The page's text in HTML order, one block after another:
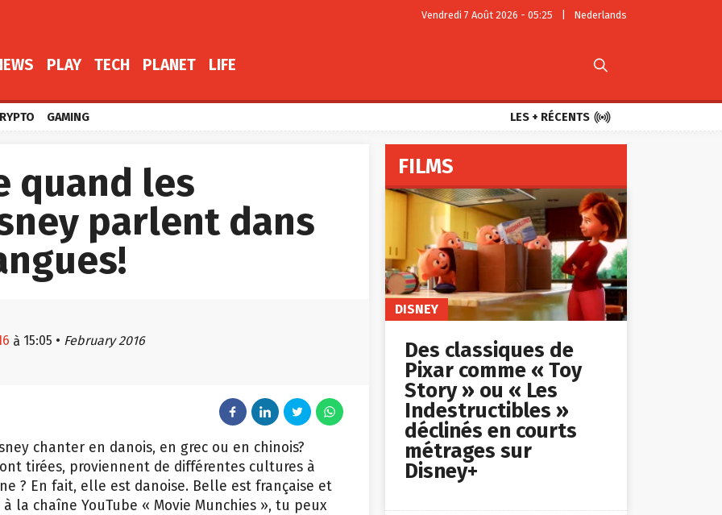
Vendredi 7 Août 2026 - 05:25 Nederlands
PLAY TECH PLANET LIFE 
GAMING LES + RÉCENTS 
quand les
parlent dans
à 15:05 • February 2016
chanter en danois, en grec ou en chinois?
tirées, proviennent de différentes cultures à
? En fait, elle est danoise. Belle est française et
la chaîne YouTube « Movie Munchies », tu peux
FILMS
DISNEY
Des classiques de
Pixar comme « Toy
Story » ou « Les
Indestructibles »
déclinés en courts
métrages sur
Disney+